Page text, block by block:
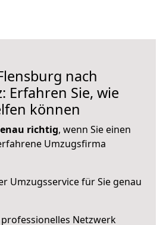
nach
Erfahren Sie, wie
können
richtig, wenn Sie einen
Umzugsfirma
Umzugsservice für Sie genau
Netzwerk